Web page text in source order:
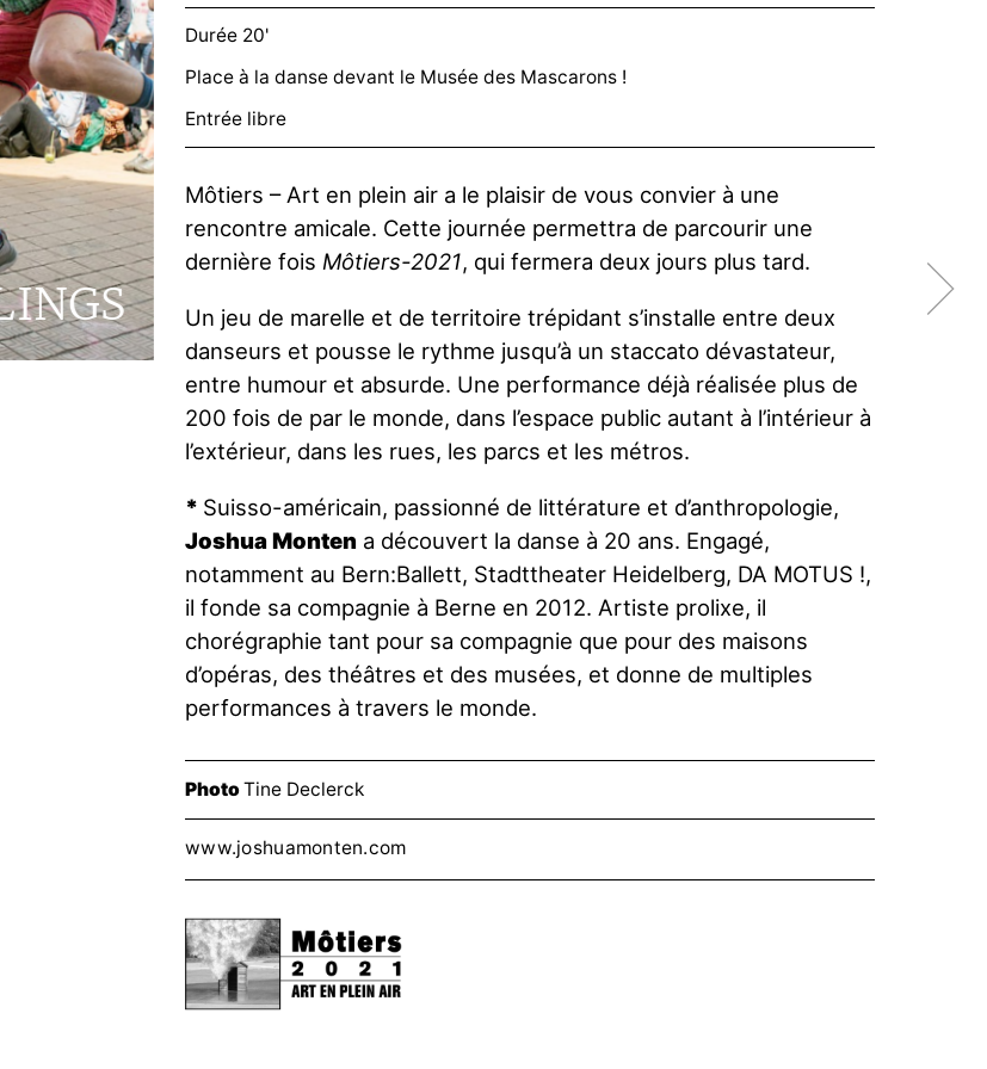
Durée 20'
Place à la danse devant le Musée des Mascarons !
Entrée libre
Môtiers – Art en plein air a le plaisir de vous convier à une
rencontre amicale. Cette journée permettra de parcourir une
dernière fois Môtiers-2021, qui fermera deux jours plus tard.
Un jeu de marelle et de territoire trépidant s’installe entre deux
danseurs et pousse le rythme jusqu’à un staccato dévastateur,
entre humour et absurde. Une performance déjà réalisée plus de
200 fois de par le monde, dans l’espace public autant à l’intérieur à
l’extérieur, dans les rues, les parcs et les métros.
* Suisso-américain, passionné de littérature et d’anthropologie,
Joshua Monten a découvert la danse à 20 ans. Engagé,
notamment au Bern:Ballett, Stadttheater Heidelberg, DA MOTUS !,
il fonde sa compagnie à Berne en 2012. Artiste prolixe, il
chorégraphie tant pour sa compagnie que pour des maisons
d’opéras, des théâtres et des musées, et donne de multiples
performances à travers le monde.
PhotoTine Declerck
www.joshuamonten.com